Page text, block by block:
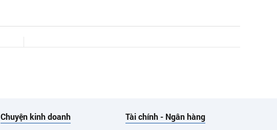
Chuyện kinh doanh Tài chính - Ngân hàng